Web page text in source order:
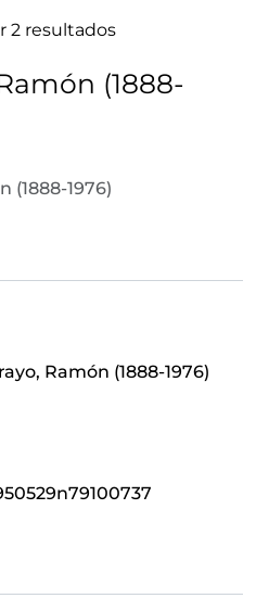
2 resultados
(1888-
(1888-1976)
Ramón (1888-1976)